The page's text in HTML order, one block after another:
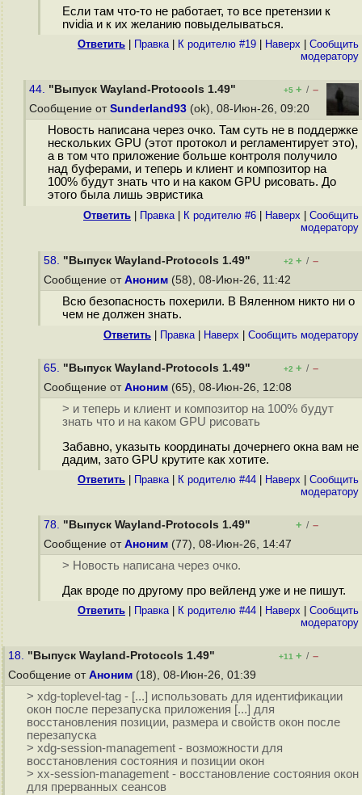
Если там что-то не работает, то все претензии к
nvidia и к их желанию повыделываться.
Ответить Правка| К родителю #19 Наверх
Cообщить
модератору
44. "Выпуск Wayland-Protocols 1.49" +5 + / –
Сообщение от Sunderland93 (ok), 08-Июн-26, 09:20
Новость написана через очко. Там суть не в поддержке
нескольких GPU (этот протокол и регламентирует это),
а в том что приложение больше контроля получило
над буферами, и теперь и клиент и композитор на
100% будут знать что и на каком GPU рисовать. До
этого была лишь эвристика
Ответить Правка| К родителю #6 Наверх
Cообщить
модератору
58. "Выпуск Wayland-Protocols 1.49" +2 + / –
Сообщение от Аноним (58), 08-Июн-26, 11:42
Всю безопасность похерили. В Вяленном никто ни о
чем не должен знать.
Ответить Правка| Наверх Cообщить модератору
65. "Выпуск Wayland-Protocols 1.49" +2 + / –
Сообщение от Аноним (65), 08-Июн-26, 12:08
> и теперь и клиент и композитор на 100% будут
знать что и на каком GPU рисовать
Забавно, указыть координаты дочернего окна вам не
дадим, зато GPU крутите как хотите.
Ответить Правка| К родителю #44 Наверх
Cообщить
модератору
78. "Выпуск Wayland-Protocols 1.49" + / –
Сообщение от Аноним (77), 08-Июн-26, 14:47
> Новость написана через очко.
Дак вроде по другому про вейленд уже и не пишут.
Ответить Правка| К родителю #44 Наверх
Cообщить
модератору
18. "Выпуск Wayland-Protocols 1.49" +11 + / –
Сообщение от Аноним (18), 08-Июн-26, 01:39
> xdg-toplevel-tag - [...] использовать для идентификации
окон после перезапуска приложения [...] для
восстановления позиции, размера и свойств окон после
перезапуска
> xdg-session-management - возможности для
восстановления состояния и позиции окон
> xx-session-management - восстановление состояния окон
для прерванных сеансов